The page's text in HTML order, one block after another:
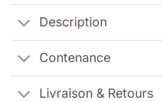
Description
Contenance
Livraison & Retours